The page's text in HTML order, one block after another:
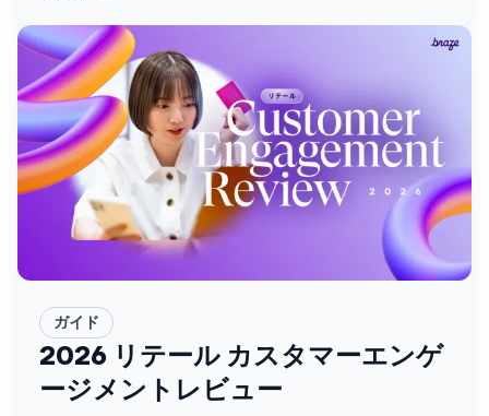
ガイド
2026 リテール カスタマーエンゲ
ージメントレビュー